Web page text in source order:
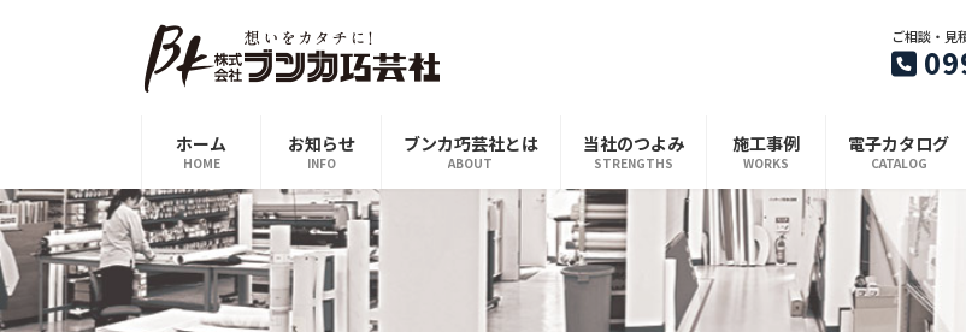
ス
キ
ッ
プ
ン
に
移
動
ご相談・見
ホーム
HOME
お知らせ
INFO
ブンカ巧芸社とは
ABOUT
当社のつよみ
STRENGTHS
施工事例
WORKS
電子カタログ
CATALOG